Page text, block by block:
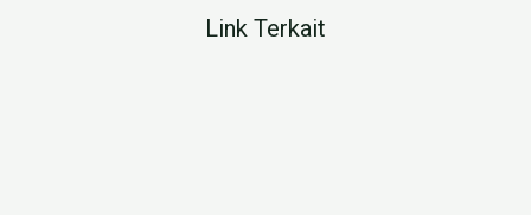
Link Terkait